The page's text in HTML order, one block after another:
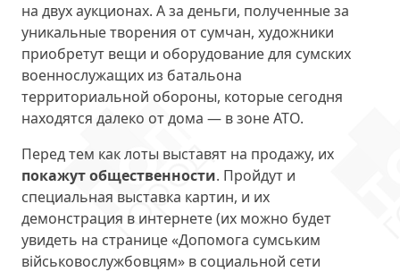
на двух аукционах. А за деньги, полученные за
уникальные творения от сумчан, художники
приобретут вещи и оборудование для сумских
военнослужащих из батальона
территориальной обороны, которые сегодня
находятся далеко от дома — в зоне АТО.
Перед тем как лоты выставят на продажу, их
покажут общественности. Пройдут и
специальная выставка картин, и их
демонстрация в интернете (их можно будет
увидеть на странице «Допомога сумським
військовослужбовцям» в социальной сети